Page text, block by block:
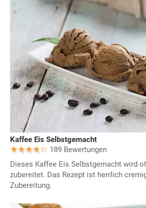
Kaffee Eis Selbstgemacht
189 Bewertungen
Dieses Kaffee Eis Selbstgemacht wird
zubereitet. Das Rezept ist herrlich
Zubereitung.